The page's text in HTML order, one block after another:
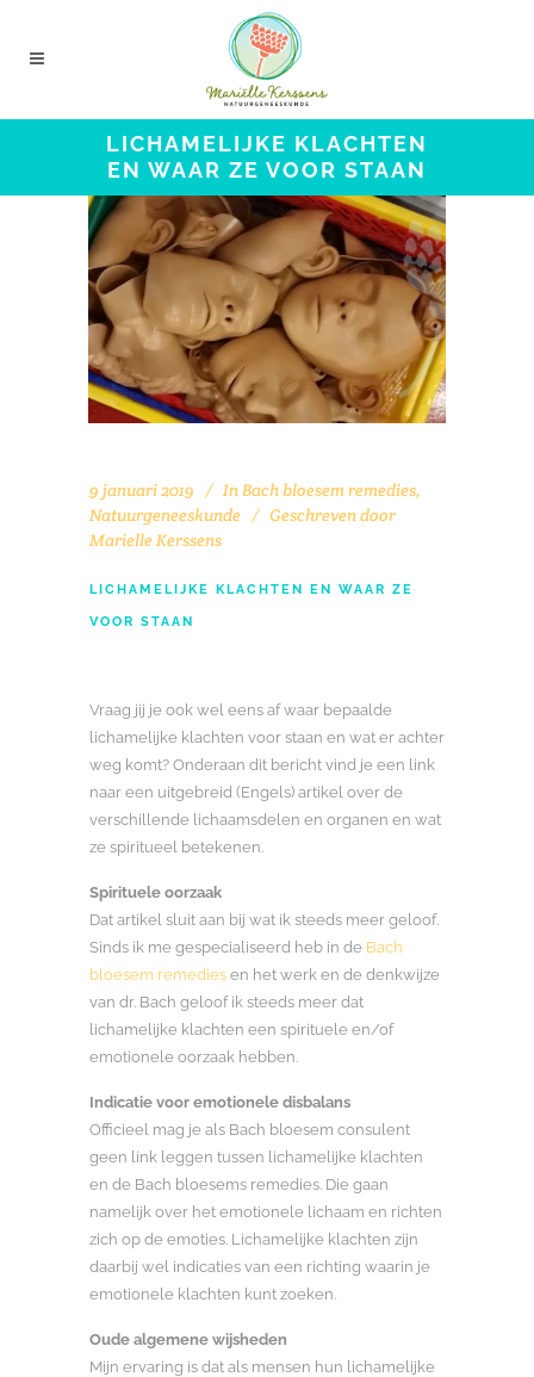
LICHAMELIJKE KLACHTEN
EN WAAR ZE VOOR STAAN
9 januari 2019 In Bach bloesem remedies,
Natuurgeneeskunde
Geschreven door
Marielle Kerssens
LICHAMELIJKE KLACHTEN EN WAAR ZE
VOOR STAAN
Vraag jij je ook wel eens af waar bepaalde
lichamelijke klachten voor staan en wat er achter
weg komt? Onderaan dit bericht vind je een link
naar een uitgebreid (Engels) artikel over de
verschillende lichaamsdelen en organen en wat
ze spiritueel betekenen.
Spirituele oorzaak
Dat artikel sluit aan bij wat ik steeds meer geloof.
Sinds ik me gespecialiseerd heb in de Bach
bloesem remedies en het werk en de denkwijze
van dr. Bach geloof ik steeds meer dat
lichamelijke klachten een spirituele en/of
emotionele oorzaak hebben.
Indicatie voor emotionele disbalans
Officieel mag je als Bach bloesem consulent
geen link leggen tussen lichamelijke klachten
en de Bach bloesems remedies. Die gaan
namelijk over het emotionele lichaam en richten
zich op de emoties. Lichamelijke klachten zijn
daarbij wel indicaties van een richting waarin je
emotionele klachten kunt zoeken.
Oude algemene wijsheden
Mijn ervaring is dat als mensen hun lichamelijke